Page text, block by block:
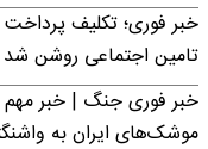
خبر فوری؛ تکلیف
تامین اجتماعی روشن شد
خبر فوری جنگ | خبر مهم
موشک‌های ایران به